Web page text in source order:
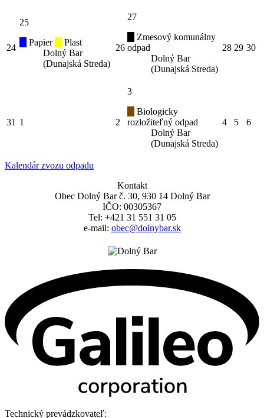
24
25
Papier
Plast
Dolný Bar
(Dunajská Streda)
26
27
Zmesový komunálny
odpad
Dolný Bar
(Dunajská Streda)
28 29 30
31 1 2
3
Biologicky
rozložiteľný odpad
Dolný Bar
(Dunajská Streda)
4 5 6
Kalendár zvozu odpadu
Kontakt
Obec Dolný Bar č. 30, 930 14 Dolný Bar
IČO: 00305367
Tel: +421 31 551 31 05
e-mail: obec@dolnybar.sk
Technický prevádzkovateľ: